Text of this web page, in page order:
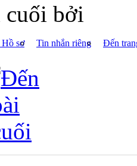
cuối bởi
sơ
Tin nhắn riêng Đến